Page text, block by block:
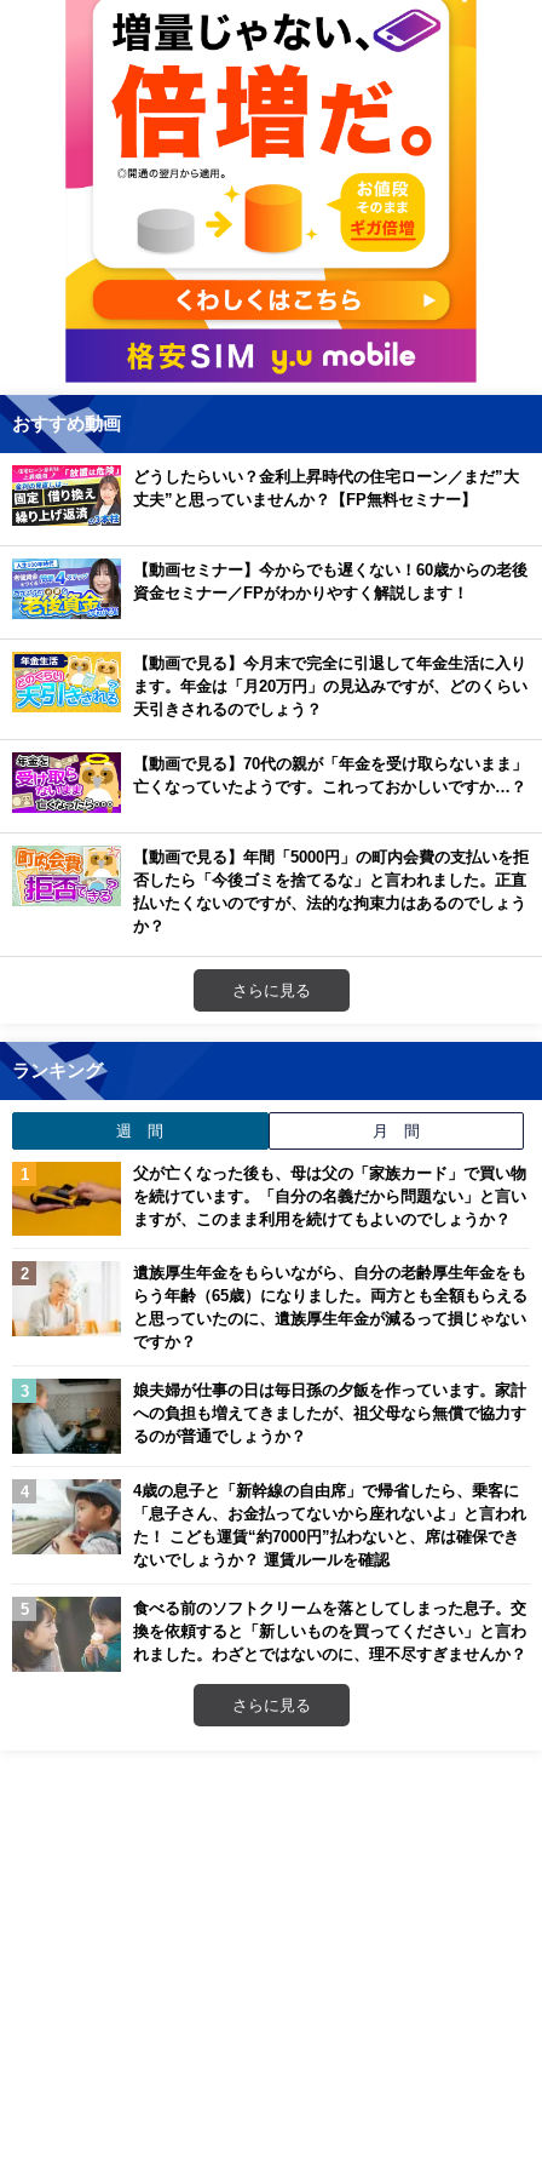
おすすめ動画
どうしたらいい？金利上昇時代の住宅ローン／まだ”大
丈夫”と思っていませんか？【FP無料セミナー】
【動画セミナー】今からでも遅くない！60歳からの老後
資金セミナー／FPがわかりやすく解説します！
【動画で見る】今月末で完全に引退して年金生活に入り
ます。年金は「月20万円」の見込みですが、どのくらい
天引きされるのでしょう？
【動画で見る】70代の親が「年金を受け取らないまま」
亡くなっていたようです。これっておかしいですか…？
【動画で見る】年間「5000円」の町内会費の支払いを拒
否したら「今後ゴミを捨てるな」と言われました。正直
払いたくないのですが、法的な拘束力はあるのでしょう
か？
さらに見る
ランキング
週 間 月 間
父が亡くなった後も、母は父の「家族カード」で買い物
を続けています。「自分の名義だから問題ない」と言い
ますが、このまま利用を続けてもよいのでしょうか？
遺族厚生年金をもらいながら、自分の老齢厚生年金をも
らう年齢（65歳）になりました。両方とも全額もらえる
と思っていたのに、遺族厚生年金が減るって損じゃない
ですか？
娘夫婦が仕事の日は毎日孫の夕飯を作っています。家計
への負担も増えてきましたが、祖父母なら無償で協力す
るのが普通でしょうか？
4歳の息子と「新幹線の自由席」で帰省したら、乗客に
「息子さん、お金払ってないから座れないよ」と言われ
た！ こども運賃“約7000円”払わないと、席は確保でき
ないでしょうか？ 運賃ルールを確認
食べる前のソフトクリームを落としてしまった息子。交
換を依頼すると「新しいものを買ってください」と言わ
れました。わざとではないのに、理不尽すぎませんか？
さらに見る